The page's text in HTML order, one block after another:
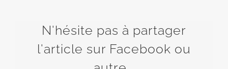
N'hésite pas à partager
l'article sur Facebook ou